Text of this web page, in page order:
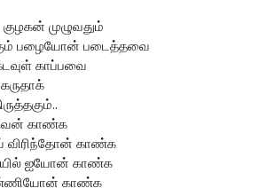
முழுவதும்
பழையோன் படைத்தவை
காப்பவை
காண்க
விரிந்தோன் காண்க
ஐயோன் காண்க
காண்க